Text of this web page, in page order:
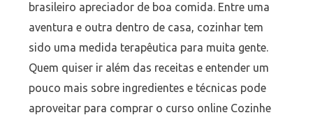
brasileiro apreciador de boa comida. Entre uma
aventura e outra dentro de casa, cozinhar tem
sido uma medida terapêutica para muita gente.
Quem quiser ir além das receitas e entender um
pouco mais sobre ingredientes e técnicas pode
aproveitar para comprar o curso online Cozinhe